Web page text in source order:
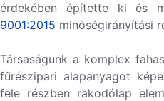
érdekében építette ki és
9001:2015 minőségirányítási
Társaságunk a komplex
fűrészipari alapanyagot
fele részben rakodólap